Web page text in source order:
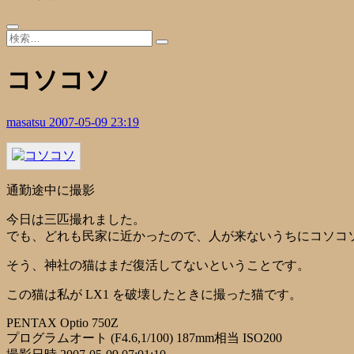
コソコソ
masatsu 2007-05-09 23:19
通勤途中に撮影
今日は三匹撮れました。
でも、どれも民家に近かったので、人が来ないうちにコソコ
そう、神社の猫はまだ復活してないということです。
この猫は私が LX1 を破壊したときに撮った猫です。
PENTAX Optio 750Z
プログラムオート (F4.6,1/100) 187mm相当 ISO200